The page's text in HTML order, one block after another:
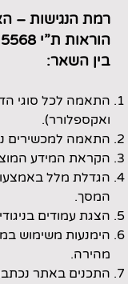
בין השאר:
התאמה לכל סוגי
ואקספלורר).
התאמה למכשירים
הקראת המידע
הגדלת מלל
המסך.
הצגת עמודים
הימנעות משימוש
מהירה.
התכנים באתר